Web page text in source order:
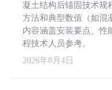
凝土结构后锚固技术规
方法和典型数值（如混
内容涵盖安装要点、性
程技术人员参考。
2026年8月4日